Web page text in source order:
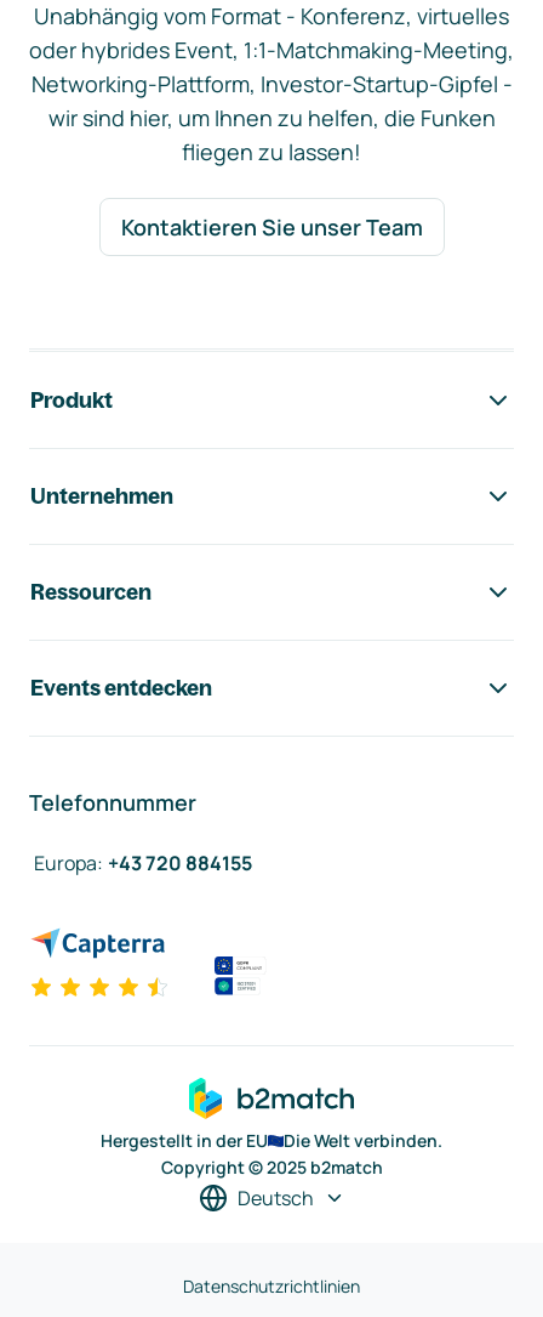
Unabhängig vom Format - Konferenz, virtuelles
oder hybrides Event, 1:1-Matchmaking-Meeting,
Networking-Plattform, Investor-Startup-Gipfel -
wir sind hier, um Ihnen zu helfen, die Funken
fliegen zu lassen!
Kontaktieren Sie unser Team
Produkt
Unternehmen
Ressourcen
Events entdecken
Telefonnummer
Europa: +43 720 884155
Hergestellt in der EU
Die Welt verbinden.
Copyright © 2025 b2match
Deutsch
Datenschutzrichtlinien